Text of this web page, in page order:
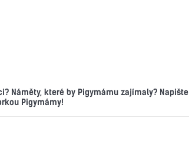
Náměty, které by Pigymámu zajímaly? Napište
Pigymámy!